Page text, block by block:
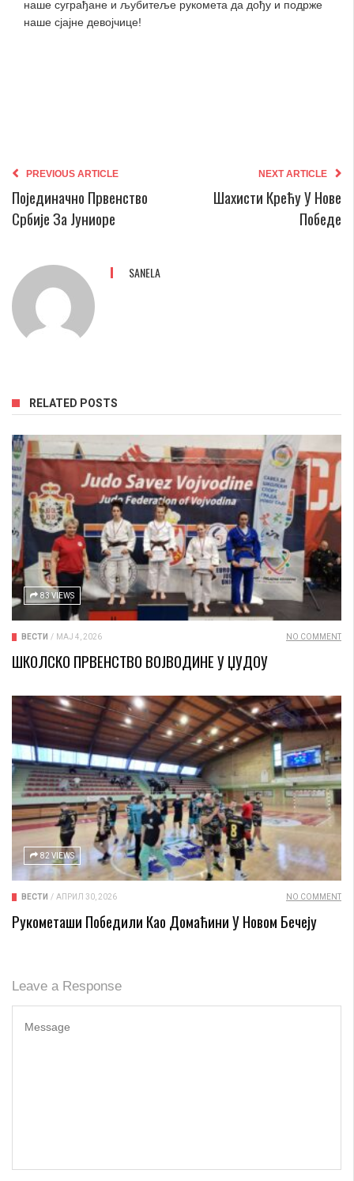
наше суграђане и љубитеље рукомета да дођу и подрже
наше сјајне девојчице!
PREVIOUS ARTICLE
Појединачно Првенство
Србије За Јуниоре
NEXT ARTICLE
Шахисти Крећу У Нове
Победе
SANELA
RELATED POSTS
83 VIEWS
ВЕСТИ / МАЈ 4, 2026 NO COMMENT
ШКОЛСКО ПРВЕНСТВО ВОЈВОДИНЕ У ЏУДОУ
82 VIEWS
ВЕСТИ / АПРИЛ 30, 2026 NO COMMENT
Рукометаши Победили Као Домаћини У Новом Бечеју
Leave a Response